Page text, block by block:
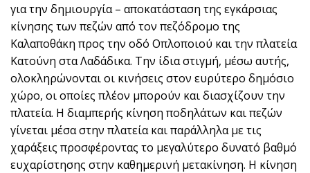
για την δημιουργία – αποκατάσταση της εγκάρσιας
κίνησης των πεζών από τον πεζόδρομο της
Καλαποθάκη προς την οδό Οπλοποιού και την πλατεία
Κατούνη στα Λαδάδικα. Την ίδια στιγμή, μέσω αυτής,
ολοκληρώνονται οι κινήσεις στον ευρύτερο δημόσιο
χώρο, οι οποίες πλέον μπορούν και διασχίζουν την
πλατεία. Η διαμπερής κίνηση ποδηλάτων και πεζών
γίνεται μέσα στην πλατεία και παράλληλα με τις
χαράξεις προσφέροντας το μεγαλύτερο δυνατό βαθμό
ευχαρίστησης στην καθημερινή μετακίνηση. Η κίνηση